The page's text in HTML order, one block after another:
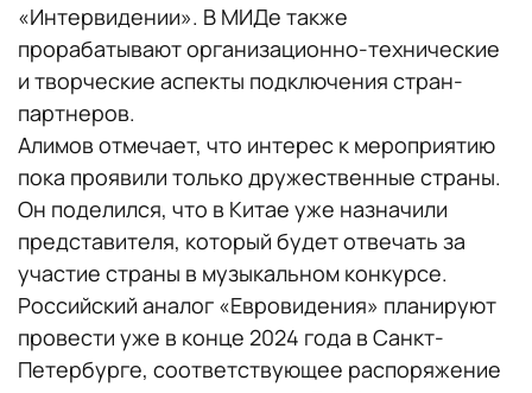
«Интервидении». В МИДе также
прорабатывают организационно-технические
и творческие аспекты подключения стран-
партнеров.
Алимов отмечает, что интерес к мероприятию
пока проявили только дружественные страны.
Он поделился, что в Китае уже назначили
представителя, который будет отвечать за
участие страны в музыкальном конкурсе.
Российский аналог «Евровидения» планируют
провести уже в конце 2024 года в Санкт-
Петербурге, соответствующее распоряжение